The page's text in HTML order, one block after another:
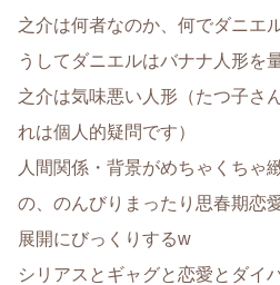
之介は何者なのか、何でダニエ
うしてダニエルはバナナ人形を
之介は気味悪い人形（たつ子さ
れは個人的疑問です）
人間関係・背景がめちゃくちゃ
の、のんびりまったり思春期恋
展開にびっくりするw
シリアスとギャグと恋愛とダイ